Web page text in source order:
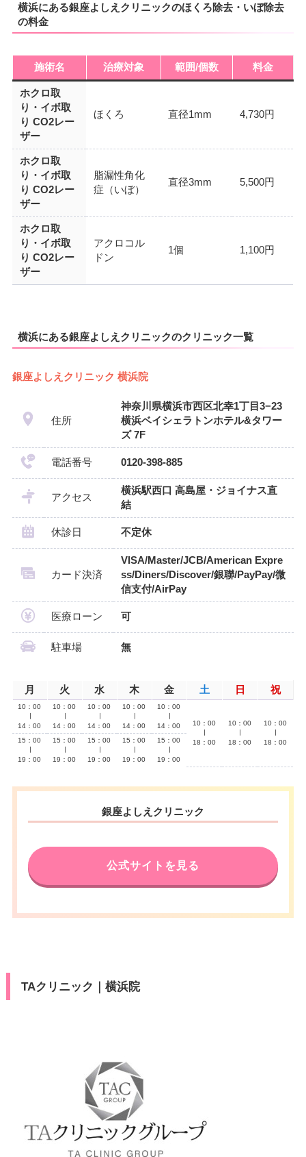
横浜にある銀座よしえクリニックのほくろ除去・いぼ除去
の料金
施術名 治療対象 範囲/個数 料金
ホクロ取
り・イボ取
り CO2レー
ザー
ほくろ 直径1mm 4,730円
ホクロ取
り・イボ取
り CO2レー
ザー
脂漏性角化
症（いぼ）
直径3mm 5,500円
ホクロ取
り・イボ取
り CO2レー
ザー
アクロコル
ドン
1個 1,100円
横浜にある銀座よしえクリニックのクリニック一覧
銀座よしえクリニック 横浜院
住所
神奈川県横浜市西区北幸1丁目3−23
横浜ベイシェラトンホテル&タワー
ズ 7F
電話番号 0120-398-885
アクセス
横浜駅西口 高島屋・ジョイナス直
結
休診日 不定休
カード決済
VISA/Master/JCB/American Expre
ss/Diners/Discover/銀聯/PayPay/微
信支付/AirPay
医療ローン 可
駐車場 無
月 火 水 木 金 土 日 祝
10：00
14：00
10：00
14：00
10：00
14：00
10：00
14：00
10：00
14：00
10：00
18：00
10：00
18：00
10：00
18：00
15：00
19：00
15：00
19：00
15：00
19：00
15：00
19：00
15：00
19：00
銀座よしえクリニック
公式サイトを見る
TAクリニック｜横浜院